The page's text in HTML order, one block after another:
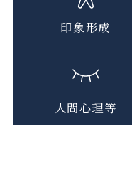
印象形成
人間心理等